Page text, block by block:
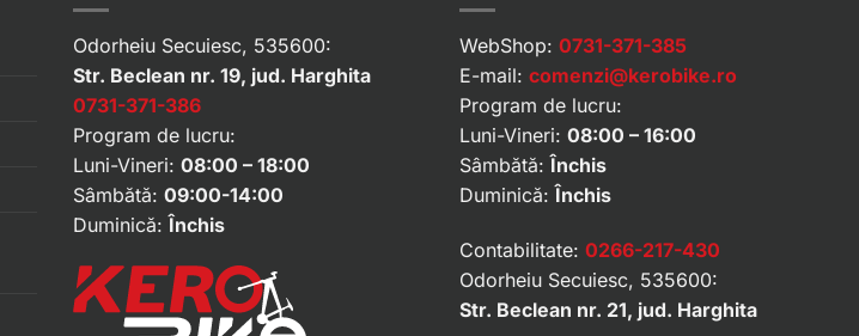
Odorheiu Secuiesc, 535600:
Str. Beclean nr. 19, jud. Harghita
0731-371-386
Program de lucru:
Luni-Vineri: 08:00 – 18:00
Sâmbătă: 09:00-14:00
Duminică:Închis
WebShop: 0731-371-385
E-mail: comenzi@kerobike.ro
Program de lucru:
Luni-Vineri: 08:00 – 16:00
Sâmbătă:Închis
Duminică:Închis
Contabilitate: 0266-217-430
Odorheiu Secuiesc, 535600:
Str. Beclean nr. 21, jud. Harghita